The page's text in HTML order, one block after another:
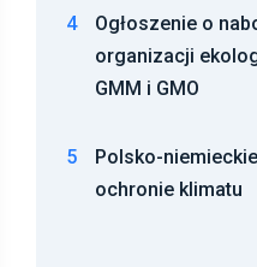
4
Ogłoszenie o
organizacji
GMM i GMO
5
Polsko-
ochronie klimatu